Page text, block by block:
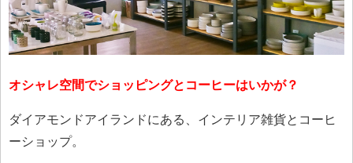
オシャレ空間でショッピングとコーヒーはいかが？
ダイアモンドアイランドにある、インテリア雑貨とコーヒ
ーショップ。